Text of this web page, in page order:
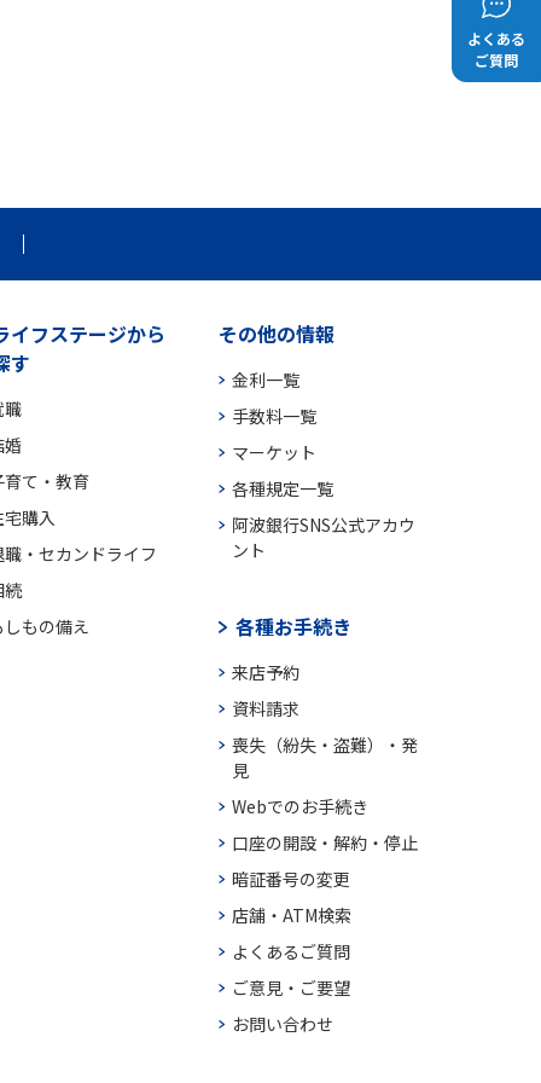
よくある
ご質問
イフステージから
す
職
婚
育て・教育
宅購入
職・セカンドライフ
続
しもの備え
その他の情報
金利一覧
手数料一覧
マーケット
各種規定一覧
阿波銀行SNS公式アカウ
ント
各種お手続き
来店予約
資料請求
喪失（紛失・盗難）・発
見
Webでのお手続き
口座の開設・解約・停止
暗証番号の変更
店舗・ATM検索
よくあるご質問
ご意見・ご要望
お問い合わせ